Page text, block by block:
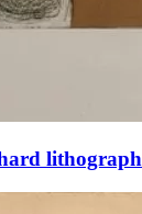
lithograph